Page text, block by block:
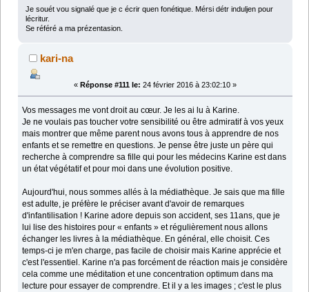
Je souét vou signalé que je c écrir quen fonétique. Mérsi détr induljen pour
lécritur.
Se référé a ma prézentasion.
kari-na
« Réponse #111 le: 24 février 2016 à 23:02:10 »
Vos messages me vont droit au cœur. Je les ai lu à Karine.
Je ne voulais pas toucher votre sensibilité ou être admiratif à vos yeux
mais montrer que même parent nous avons tous à apprendre de nos
enfants et se remettre en questions. Je pense être juste un père qui
recherche à comprendre sa fille qui pour les médecins Karine est dans
un état végétatif et pour moi dans une évolution positive.
Aujourd'hui, nous sommes allés à la médiathèque. Je sais que ma fille
est adulte, je préfère le préciser avant d'avoir de remarques
d'infantilisation ! Karine adore depuis son accident, ses 11ans, que je
lui lise des histoires pour « enfants » et régulièrement nous allons
échanger les livres à la médiathèque. En général, elle choisit. Ces
temps-ci je m'en charge, pas facile de choisir mais Karine apprécie et
c'est l'essentiel. Karine n'a pas forcément de réaction mais je considère
cela comme une méditation et une concentration optimum dans ma
lecture pour essayer de comprendre. Et il y a les images ; c'est le plus